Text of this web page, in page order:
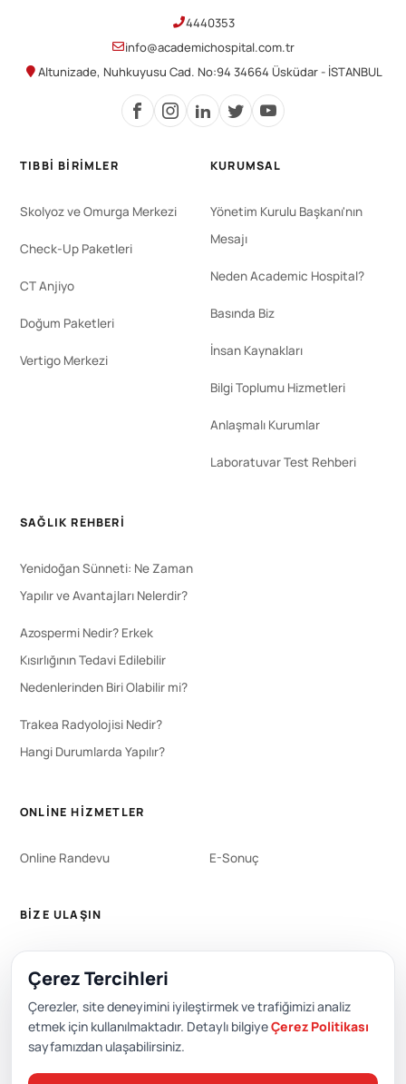
4440353
info@academichospital.com.tr
Altunizade, Nuhkuyusu Cad. No:94 34664 Üsküdar - İSTANBUL
TIBBI BIRIMLER
Skolyoz ve Omurga Merkezi
Check-Up Paketleri
CT Anjiyo
Doğum Paketleri
Vertigo Merkezi
KURUMSAL
Yönetim Kurulu Başkanı'nın
Mesajı
Neden Academic Hospital?
Basında Biz
İnsan Kaynakları
Bilgi Toplumu Hizmetleri
Anlaşmalı Kurumlar
Laboratuvar Test Rehberi
SAĞLIK REHBERI
Yenidoğan Sünneti: Ne Zaman
Yapılır ve Avantajları Nelerdir?
Azospermi Nedir? Erkek
Kısırlığının Tedavi Edilebilir
Nedenlerinden Biri Olabilir mi?
Trakea Radyolojisi Nedir?
Hangi Durumlarda Yapılır?
ONLINE HIZMETLER
Online Randevu E-Sonuç
BIZE ULAŞIN
+90 212 651 0000
Editör: Academic Hospital Web ve Yayın Kurulu
Çerez Tercihleri
Çerezler, site deneyimini iyileştirmek ve trafiğimizi analiz
etmek için kullanılmaktadır. Detaylı bilgiyeÇerez Politikası
sayfamızdan ulaşabilirsiniz.